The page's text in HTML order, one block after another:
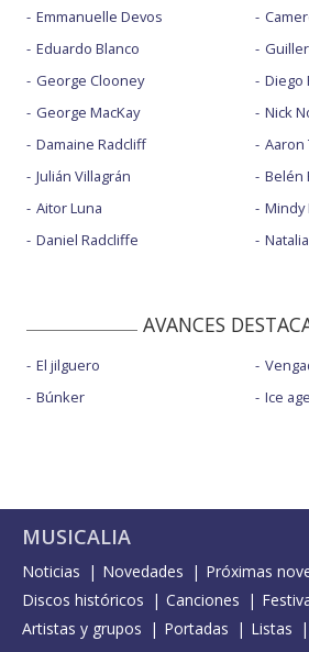
Emmanuelle Devos
Eduardo Blanco
George Clooney
George MacKay
Damaine Radcliff
Julián Villagrán
Aitor Luna
Daniel Radcliffe
Diego
Nick
Aaron
Belén
Mindy
AVANCES
El jilguero
Búnker
Ice
MUSICALIA
Noticias Novedades
Próximas
Discos históricos
Canciones
Artistas y grupos
Portadas Listas